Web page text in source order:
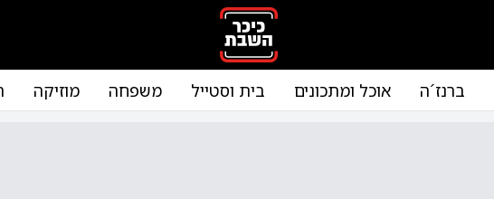
ברנז´ה אוכל ומתכונים בית וסטייל משפחה מוזיקה